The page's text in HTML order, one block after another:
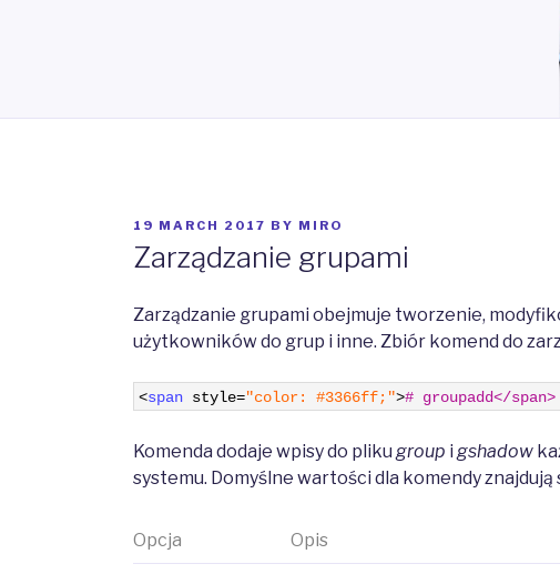
POSTED
19 MARCH 2017 BY MIRO
Zarządzanie grupami
Zarządzanie grupami obejmuje tworzenie,
użytkowników do grup i inne. Zbiór komend do
<span style="color: #3366ff;"># groupadd</
Komenda dodaje wpisy do pliku group i gshadow
systemu. Domyślne wartości dla komendy znajdują
Opcja Opis